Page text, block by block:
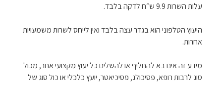
עלות השרות 9.9 ש״ח לדקה בלבד.
היעוץ הטלפוני הוא בגדר עצה בלבד ואין לייחס לשרות משמעויות
אחרות.
מידע זה אינו בא להחליף או להשלים כל יעוץ מקצועי אחר, מכול
סוג לרבות רופא, פסיכולג, פסיכיאטר, יועץ כלכלי או כול סוג של